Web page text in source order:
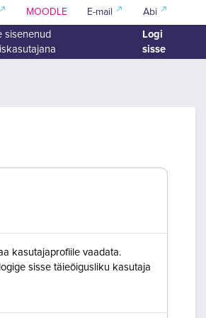
MOODLE E-mail Abi
sisenenud
Logi
sisse
kasutajaprofiile vaadata.
sisse täieõigusliku kasutaja